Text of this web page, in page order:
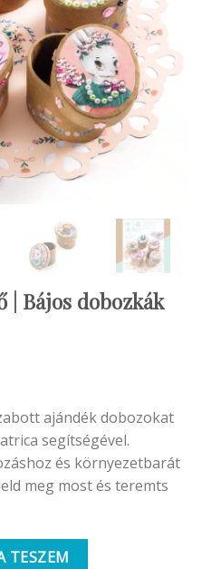
| Bájos dobozkák
ajándék dobozokat
segítségével.
és környezetbarát
meg most és teremts
mennyiség
TESZEM